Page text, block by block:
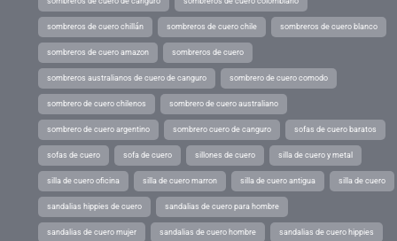
sombreros de cuero chillán sombreros de cuero chile sombreros de cuero blanco
sombreros de cuero amazon sombreros de cuero
sombreros australianos de cuero de canguro sombrero de cuero comodo
sombrero de cuero chilenos sombrero de cuero australiano
sombrero de cuero argentino sombrero cuero de canguro sofas de cuero baratos
sofas de cuero sofa de cuero sillones de cuero silla de cuero y metal
silla de cuero oficina silla de cuero marron silla de cuero antigua silla de cuero
sandalias hippies de cuero sandalias de cuero para hombre
sandalias de cuero mujer sandalias de cuero hombre sandalias de cuero hippies